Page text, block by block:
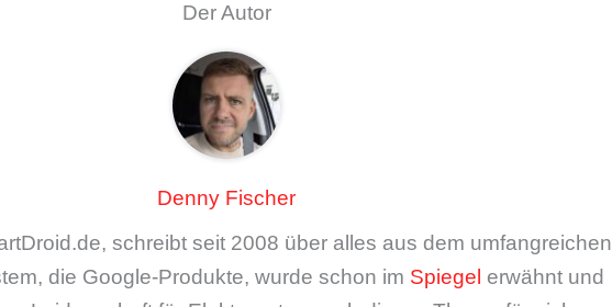
Der Autor
Denny Fischer
schreibt seit 2008 über alles aus dem umfangreichen
die Google-Produkte, wurde schon im Spiegel erwähnt und